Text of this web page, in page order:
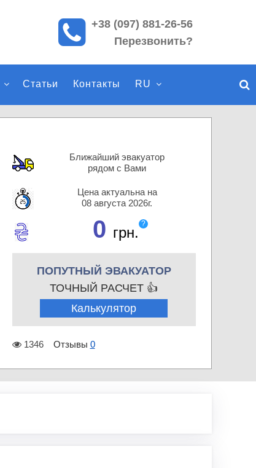
+38 (097) 881-26-56
Перезвонить?
Статьи Контакты RU
Ближайший эвакуатор
рядом с Вами
Цена актуальна на
08 августа 2026г.
0 грн.
?
ПОПУТНЫЙ ЭВАКУАТОР
ТОЧНЫЙ РАСЧЕТ 👍
Калькулятор
1346 Отзывы 0